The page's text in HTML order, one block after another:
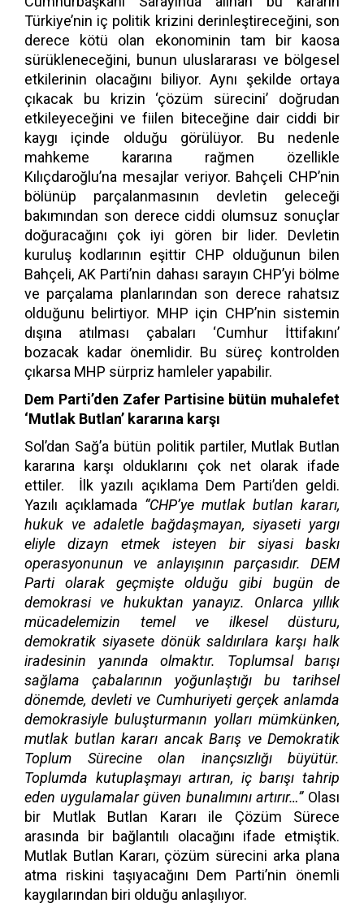
Türkiye’nin iç politik krizini derinleştireceğini, son
derece kötü olan ekonominin tam bir kaosa
sürükleneceğini, bunun uluslararası ve bölgesel
etkilerinin olacağını biliyor. Aynı şekilde ortaya
çıkacak bu krizin ‘çözüm sürecini’ doğrudan
etkileyeceğini ve fiilen biteceğine dair ciddi bir
kaygı içinde olduğu görülüyor. Bu nedenle
mahkeme kararına rağmen özellikle
Kılıçdaroğlu’na mesajlar veriyor. Bahçeli CHP’nin
bölünüp parçalanmasının devletin geleceği
bakımından son derece ciddi olumsuz sonuçlar
doğuracağını çok iyi gören bir lider. Devletin
kuruluş kodlarının eşittir CHP olduğunun bilen
Bahçeli, AK Parti’nin dahası sarayın CHP’yi bölme
ve parçalama planlarından son derece rahatsız
olduğunu belirtiyor. MHP için CHP’nin sistemin
dışına atılması çabaları ‘Cumhur İttifakını’
bozacak kadar önemlidir. Bu süreç kontrolden
çıkarsa MHP sürpriz hamleler yapabilir.
Dem Parti’den Zafer Partisine bütün muhalefet
‘Mutlak Butlan’ kararına karşı
Sol’dan Sağ’a bütün politik partiler, Mutlak Butlan
kararına karşı olduklarını çok net olarak ifade
ettiler. İlk yazılı açıklama Dem Parti’den geldi.
Yazılı açıklamada “CHP’ye mutlak butlan kararı,
hukuk ve adaletle bağdaşmayan, siyaseti yargı
eliyle dizayn etmek isteyen bir siyasi baskı
operasyonunun ve anlayışının parçasıdır. DEM
Parti olarak geçmişte olduğu gibi bugün de
demokrasi ve hukuktan yanayız. Onlarca yıllık
mücadelemizin temel ve ilkesel düsturu,
demokratik siyasete dönük saldırılara karşı halk
iradesinin yanında olmaktır. Toplumsal barışı
sağlama çabalarının yoğunlaştığı bu tarihsel
dönemde, devleti ve Cumhuriyeti gerçek anlamda
demokrasiyle buluşturmanın yolları mümkünken,
mutlak butlan kararı ancak Barış ve Demokratik
Toplum Sürecine olan inançsızlığı büyütür.
Toplumda kutuplaşmayı artıran, iç barışı tahrip
eden uygulamalar güven bunalımını artırır…”Olası
bir Mutlak Butlan Kararı ile Çözüm Sürece
arasında bir bağlantılı olacağını ifade etmiştik.
Mutlak Butlan Kararı, çözüm sürecini arka plana
atma riskini taşıyacağını Dem Parti’nin önemli
kaygılarından biri olduğu anlaşılıyor.